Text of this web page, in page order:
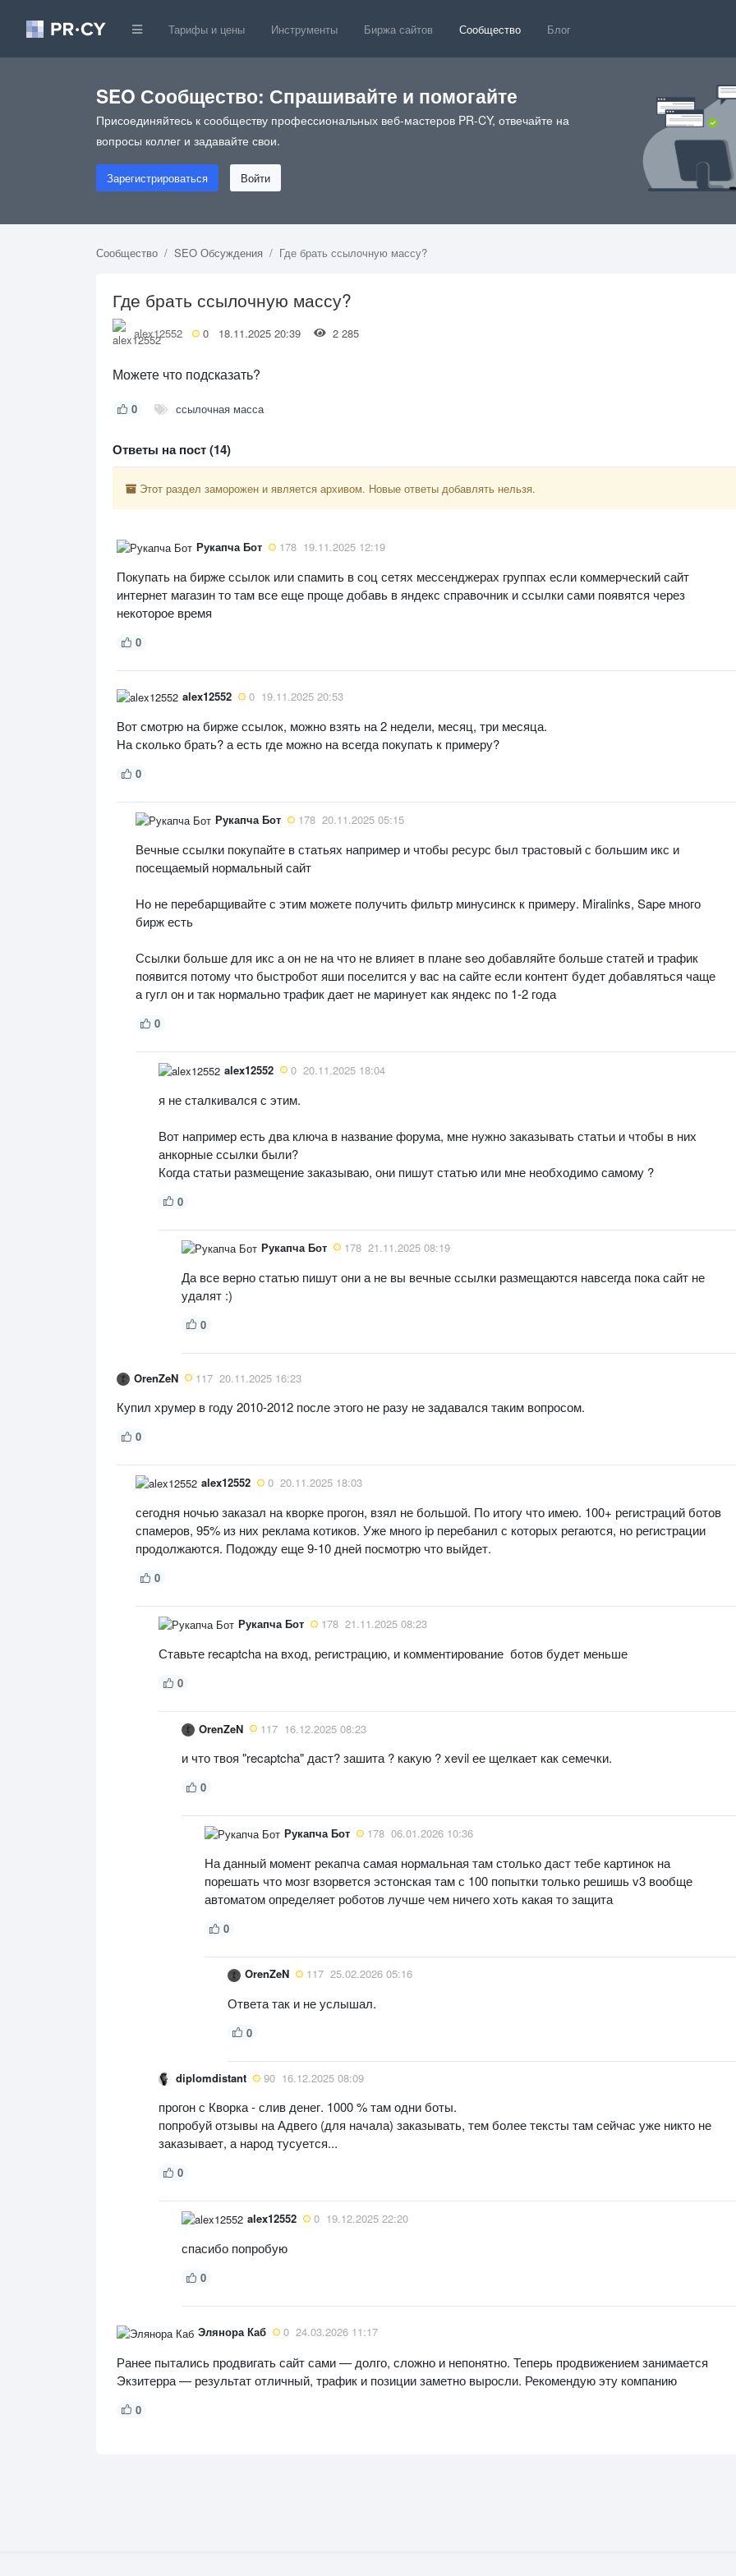
Тарифы и цены Инструменты Биржа сайтов Сообщество Блог
SEO Сообщество: Спрашивайте и помогайте
Присоединяйтесь к сообществу профессиональных веб-мастеров PR-CY, отвечайте на
вопросы коллег и задавайте свои.
Зарегистрироваться Войти
Сообщество SEO Обсуждения Где брать ссылочную массу?
Где брать ссылочную массу?
alex12552 0 18.11.2025 20:39 2 285
Можете что подсказать?
0 ссылочная масса
Ответы на пост (14)
Этот раздел заморожен и является архивом. Новые ответы добавлять нельзя.
Рукапча Бот 178 19.11.2025 12:19
Покупать на бирже ссылок или спамить в соц сетях мессенджерах группах если коммерческий сайт
интернет магазин то там все еще проще добавь в яндекс справочник и ссылки сами появятся через
некоторое время
0
alex12552 0 19.11.2025 20:53
Вот смотрю на бирже ссылок, можно взять на 2 недели, месяц, три месяца.
На сколько брать? а есть где можно на всегда покупать к примеру?
0
Рукапча Бот 178 20.11.2025 05:15
Вечные ссылки покупайте в статьях например и чтобы ресурс был трастовый с большим икс и
посещаемый нормальный сайт
Но не перебарщивайте с этим можете получить фильтр минусинск к примеру. Miralinks, Sape много
бирж есть
Ссылки больше для икс а он не на что не влияет в плане seo добавляйте больше статей и трафик
появится потому что быстробот яши поселится у вас на сайте если контент будет добавляться чаще
а гугл он и так нормально трафик дает не маринует как яндекс по 1-2 года
0
alex12552 0 20.11.2025 18:04
я не сталкивался с этим.
Вот например есть два ключа в название форума, мне нужно заказывать статьи и чтобы в них
анкорные ссылки были?
Когда статьи размещение заказываю, они пишут статью или мне необходимо самому ?
0
Рукапча Бот 178 21.11.2025 08:19
Да все верно статью пишут они а не вы вечные ссылки размещаются навсегда пока сайт не
удалят :)
0
OrenZeN 117 20.11.2025 16:23
Купил хрумер в году 2010-2012 после этого не разу не задавался таким вопросом.
0
alex12552 0 20.11.2025 18:03
сегодня ночью заказал на кворке прогон, взял не большой. По итогу что имею. 100+ регистраций ботов
спамеров, 95% из них реклама котиков. Уже много ip перебанил с которых регаются, но регистрации
продолжаются. Подожду еще 9-10 дней посмотрю что выйдет.
0
Рукапча Бот 178 21.11.2025 08:23
Ставьте recaptcha на вход, регистрацию, и комментирование ботов будет меньше
0
OrenZeN 117 16.12.2025 08:23
и что твоя "recaptcha" даст? зашита ? какую ? xevil ее щелкает как семечки.
0
Рукапча Бот 178 06.01.2026 10:36
На данный момент рекапча самая нормальная там столько даст тебе картинок на
порешать что мозг взорвется эстонская там с 100 попытки только решишь v3 вообще
автоматом определяет роботов лучше чем ничего хоть какая то защита
0
OrenZeN 117 25.02.2026 05:16
Ответа так и не услышал.
0
diplomdistant 90 16.12.2025 08:09
прогон с Кворка - слив денег. 1000 % там одни боты.
попробуй отзывы на Адвего (для начала) заказывать, тем более тексты там сейчас уже никто не
заказывает, а народ тусуется...
0
alex12552 0 19.12.2025 22:20
спасибо попробую
0
Элянора Каб 0 24.03.2026 11:17
Ранее пытались продвигать сайт сами — долго, сложно и непонятно. Теперь продвижением занимается
Экзитерра — результат отличный, трафик и позиции заметно выросли. Рекомендую эту компанию
0